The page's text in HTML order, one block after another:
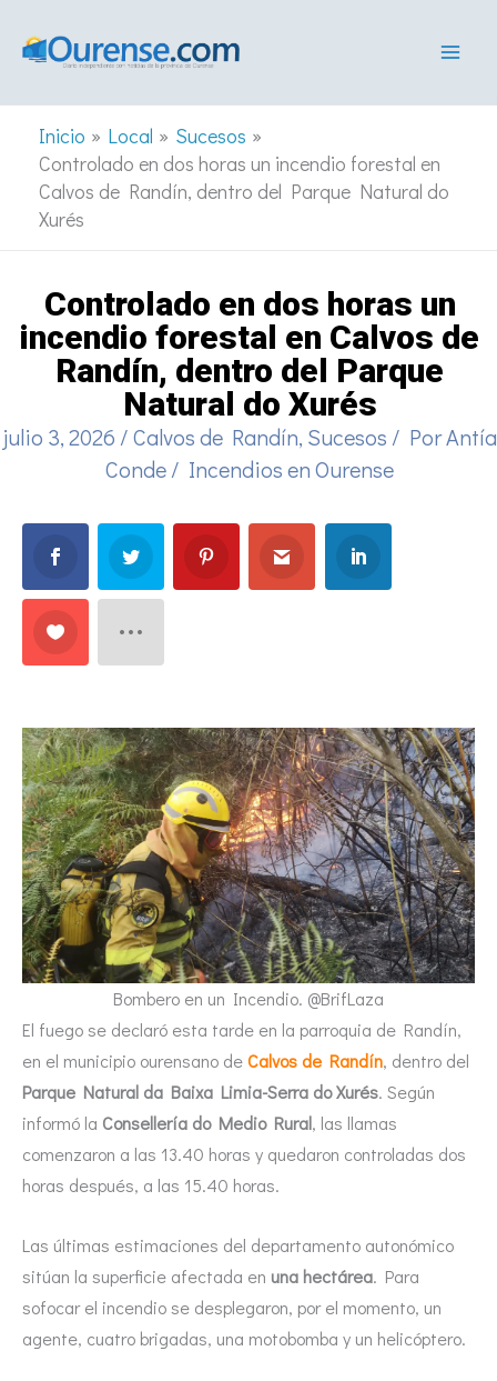
Inicio Local
Sucesos
Controlado en dos horas un incendio forestal en
Calvos de Randín, dentro del Parque Natural do
Xurés
Controlado en dos horas un
incendio forestal en Calvos de
Randín, dentro del Parque
Natural do Xurés
julio 3, 2026 /Calvos de Randín, Sucesos / PorAntía
Conde/ Incendios en Ourense
Bombero en un Incendio. @BrifLaza
El fuego se declaró esta tarde en la parroquia de Randín,
en el municipio ourensano deCalvos de Randín, dentro del
Parque Natural da Baixa Limia-Serra do Xurés. Según
informó la Consellería do Medio Rural, las llamas
comenzaron a las 13.40 horas y quedaron controladas dos
horas después, a las 15.40 horas.
Las últimas estimaciones del departamento autonómico
sitúan la superficie afectada en una hectárea. Para
sofocar el incendio se desplegaron, por el momento, un
agente, cuatro brigadas, una motobomba y un helicóptero.